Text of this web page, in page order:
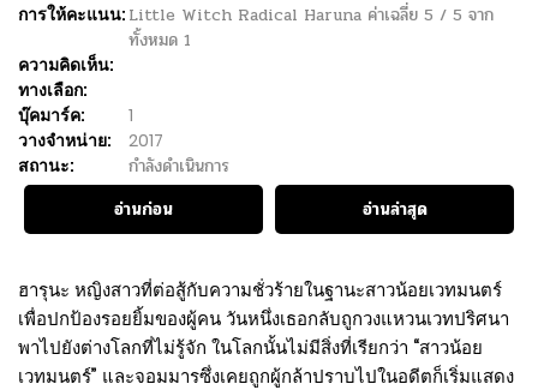
การให้คะแนน: Little Witch Radical Haruna ค่าเฉลี่ย 5 / 5 จาก
ทั้งหมด 1
ความคิดเห็น:
ทางเลือก:
บุ๊คมาร์ค:
1
วางจำหน่าย:
2017
สถานะ:
กำลังดำเนินการ
อ่านก่อน
อ่านล่าสุด
ฮารุนะ หญิงสาวที่ต่อสู้กับความชั่วร้ายในฐานะสาวน้อยเวทมนตร์
เพื่อปกป้องรอยยิ้มของผู้คน วันหนึ่งเธอกลับถูกวงแหวนเวทปริศนา
พาไปยังต่างโลกที่ไม่รู้จัก ในโลกนั้นไม่มีสิ่งที่เรียกว่า “สาวน้อย
เวทมนตร์” และจอมมารซึ่งเคยถูกผู้กล้าปราบไปในอดีตก็เริ่มแสดง